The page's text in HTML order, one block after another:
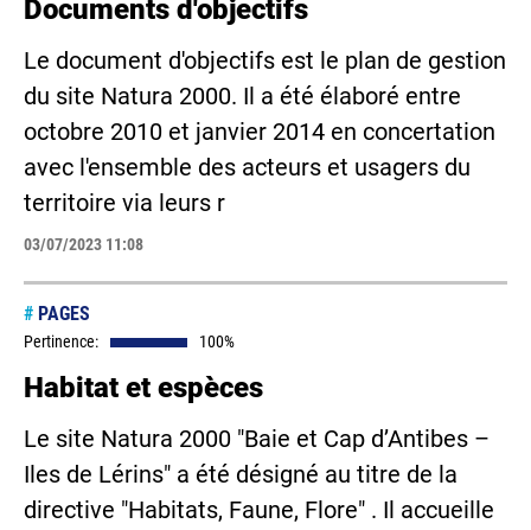
Documents d'objectifs
Le document d'objectifs est le plan de gestion
du site Natura 2000. Il a été élaboré entre
octobre 2010 et janvier 2014 en concertation
avec l'ensemble des acteurs et usagers du
territoire via leurs r
03/07/2023 11:08
# PAGES
Pertinence: 100%
Habitat et espèces
Le site Natura 2000 "Baie et Cap d’Antibes –
Iles de Lérins" a été désigné au titre de la
directive "Habitats, Faune, Flore" . Il accueille